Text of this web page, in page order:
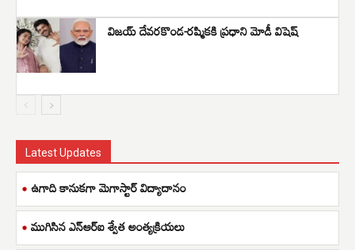
విజయ్ దేవరకొండ-రష్మికకి ప్రధాని మోడీ విషెష్
Latest Updates
ఉగాది కానుకగా మెగాస్టార్ విద్యాదానం
ముగిసిన ఎన్ఆర్ఐ శ్వేత అంత్యక్రియలు